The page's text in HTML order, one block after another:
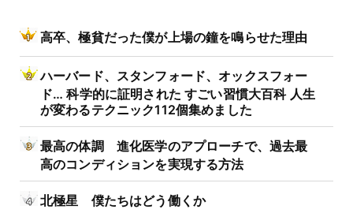
高卒、極貧だった僕が上場の鐘を鳴らせた理由
ハーバード、スタンフォード、オックスフォー
ド… 科学的に証明された すごい習慣大百科 人生
が変わるテクニック112個集めました
最高の体調 進化医学のアプローチで、過去最
高のコンディションを実現する方法
北極星 僕たちはどう働くか